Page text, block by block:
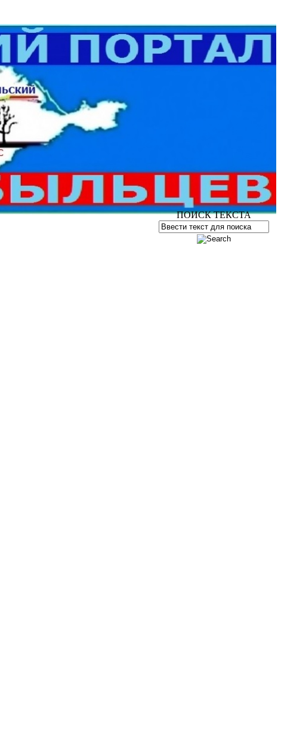
ПОИСК ТЕКСТА